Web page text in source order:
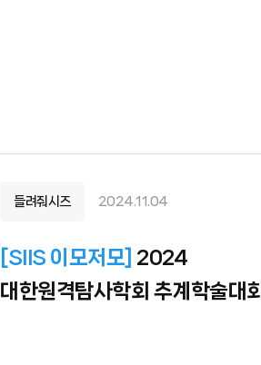
들려줘시즈 2024.11.04
[SIIS 이모저모]
대한원격탐사학회 추계학술대회